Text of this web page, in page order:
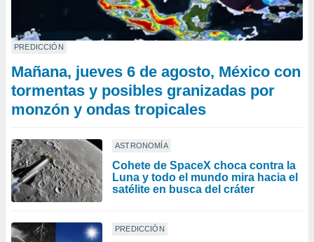
PREDICCIÓN
Mañana, jueves 6 de agosto, México con
tormentas y posibles granizadas por
monzón y ondas tropicales
ASTRONOMÍA
Cohete de SpaceX choca contra la
Luna y todo el mundo mira hacia el
satélite en busca del cráter
PREDICCIÓN